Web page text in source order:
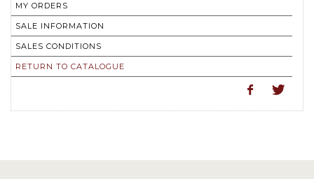
MY ORDERS
SALE INFORMATION
SALES CONDITIONS
RETURN TO CATALOGUE